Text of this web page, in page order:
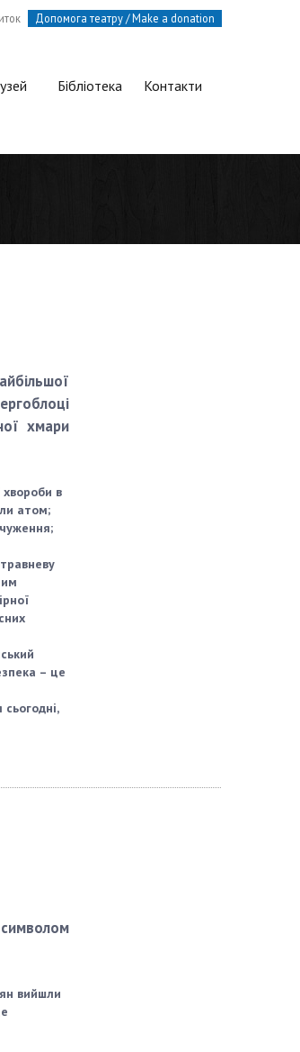
Допомога театру / Make a donation
Бібліотека Контакти
хмари
хвороби в
атом;
– це
вийшли